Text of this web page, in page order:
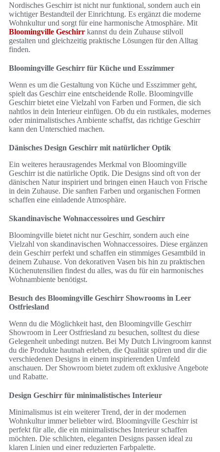
Nordisches Geschirr ist nicht nur funktional, sondern auch ein
wichtiger Bestandteil der Einrichtung. Es ergänzt die moderne
Wohnkultur und sorgt für eine harmonische Atmosphäre. Mit
Bloomingville Geschirr kannst du dein Zuhause stilvoll
gestalten und gleichzeitig praktische Lösungen für den Alltag
finden.
Bloomingville Geschirr für Küche und Esszimmer
Wenn es um die Gestaltung von Küche und Esszimmer geht,
spielt das Geschirr eine entscheidende Rolle. Bloomingville
Geschirr bietet eine Vielzahl von Farben und Formen, die sich
nahtlos in dein Interieur einfügen. Ob du ein rustikales, modernes
oder minimalistisches Ambiente schaffst, das richtige Geschirr
kann den Unterschied machen.
Dänisches Design Geschirr mit natürlicher Optik
Ein weiteres herausragendes Merkmal von Bloomingville
Geschirr ist die natürliche Optik. Die Designs sind oft von der
dänischen Natur inspiriert und bringen einen Hauch von Frische
in dein Zuhause. Die sanften Farben und organischen Formen
schaffen eine einladende Atmosphäre.
Skandinavische Wohnaccessoires und Geschirr
Bloomingville bietet nicht nur Geschirr, sondern auch eine
Vielzahl von skandinavischen Wohnaccessoires. Diese ergänzen
dein Geschirr perfekt und schaffen ein stimmiges Gesamtbild in
deinem Zuhause. Von dekorativen Vasen bis hin zu praktischen
Küchenutensilien findest du alles, was du für ein harmonisches
Wohnambiente benötigst.
Besuch des Bloomingville Geschirr Showrooms in Leer
Ostfriesland
Wenn du die Möglichkeit hast, den Bloomingville Geschirr
Showroom in Leer Ostfriesland zu besuchen, solltest du diese
Gelegenheit unbedingt nutzen. Bei My Dutch Livingroom kannst
du die Produkte hautnah erleben, die Qualität spüren und dir die
verschiedenen Designs in einem inspirierenden Umfeld
anschauen. Der Showroom bietet zudem oft exklusive Angebote
und Rabatte.
Design Geschirr für minimalistisches Interieur
Minimalismus ist ein weiterer Trend, der in der modernen
Wohnkultur immer beliebter wird. Bloomingville Geschirr ist
perfekt für alle, die ein minimalistisches Interieur schaffen
möchten. Die schlichten, eleganten Designs passen ideal zu
klaren Linien und einer reduzierten Farbpalette.